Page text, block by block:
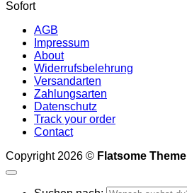
Sofort
AGB
Impressum
About
Widerrufsbelehrung
Versandarten
Zahlungsarten
Datenschutz
Track your order
Contact
Copyright 2026 © Flatsome Theme